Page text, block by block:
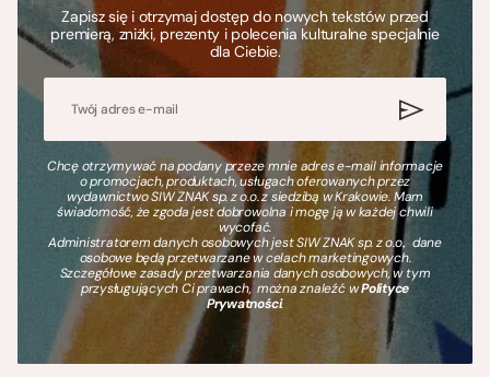
Zapisz się i otrzymaj dostęp do nowych tekstów przed
premierą, zniżki, prezenty i polecenia kulturalne specjalnie
dla Ciebie.
Chcę otrzymywać na podany przeze mnie adres e-mail informacje
o promocjach, produktach, usługach oferowanych przez
wydawnictwo SIW ZNAK sp. z o.o. z siedzibą w Krakowie. Mam
świadomość, że zgoda jest dobrowolna i mogę ją w każdej chwili
wycofać.
Administratorem danych osobowych jest SIW ZNAK sp. z o.o., dane
osobowe będą przetwarzane w celach marketingowych.
Szczegółowe zasady przetwarzania danych osobowych, w tym
przysługujących Ci prawach, można znaleźć wPolityce
Prywatności.